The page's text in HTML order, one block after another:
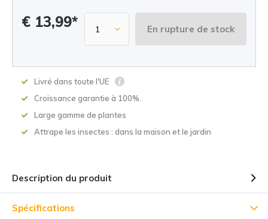
€ 13,99* En rupture de stock
Livré dans toute l'UE
Croissance garantie à 100%.
Large gamme de plantes
Attrape les insectes : dans la maison et le jardin
Description du produit
Spécifications